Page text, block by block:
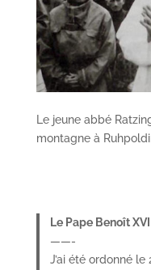
Le jeune abbé
montagne à
Le Pape Benoît
——-
J’ai été ordonné